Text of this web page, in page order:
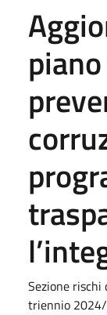
Sezione
triennio